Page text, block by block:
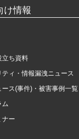
け情報
立ち資料
ィ・情報漏洩ニュース
ス(事件)・被害事例一覧
ム
ナー